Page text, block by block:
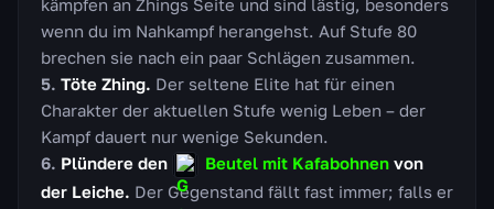
kämpfen an Zhings Seite und sind lästig, besonders
wenn du im Nahkampf herangehst. Auf Stufe 80
brechen sie nach ein paar Schlägen zusammen.
Töte Zhing. Der seltene Elite hat für einen
Charakter der aktuellen Stufe wenig Leben – der
Kampf dauert nur wenige Sekunden.
Plündere den
Beutel mit Kafabohnen von
der Leiche. Der Gegenstand fällt fast immer; falls er